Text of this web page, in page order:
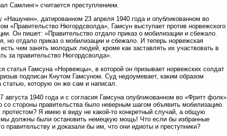
Самлинг» считается преступлением.
датированном 23 апреля 1940 года и опубликованном во
«Правительство Нюгордсволда», Гамсун выступает против норвежского
Он пишет: «Правительство отдало приказ о мобилизации и сбежало.
отдало приказ о мобилизации и сбежало. И теперь норвежская
чем занять молодых людей, кроме как заставлять их участвовать в
за правительство Нюгордсволда».
статья Гамсуна «Норвежцы», в которой он призывает норвежских солдат
подписан Кнутом Гамсуном. Суд недоумевает, каким образом
статью, которую он же сам и написал.
1940 года и с согласия Гамсуна опубликованном во «Фритт фолк»
со стороны правительства было неверным шагом объявить мобилизацию.
Я имею в виду не какой-то конкретный случай, а общую
мы должны были остановить немецкую мощь! Что если бы избранные
и доказали бы им, что они идиоты и преступники?